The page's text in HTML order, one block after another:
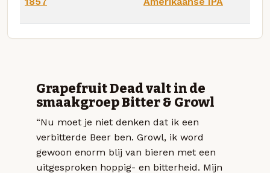
Grapefruit Dead valt in de
smaakgroep Bitter & Growl
“Nu moet je niet denken dat ik een
verbitterde Beer ben. Growl, ik word
gewoon enorm blij van bieren met een
uitgesproken hoppig- en bitterheid. Mijn